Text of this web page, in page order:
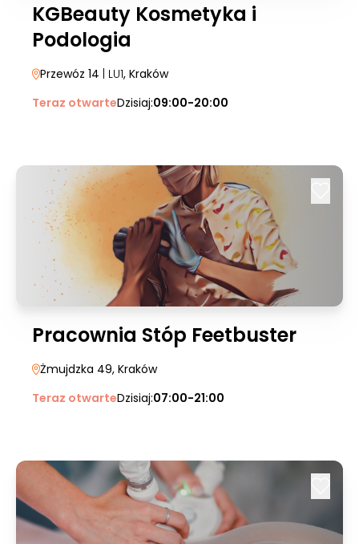
KGBeauty Kosmetyka i
Podologia
Przewóz 14 | LU1, Kraków
Teraz otwarteDzisiaj:09:00-20:00
Pracownia Stóp Feetbuster
Żmujdzka 49, Kraków
Teraz otwarteDzisiaj:07:00-21:00